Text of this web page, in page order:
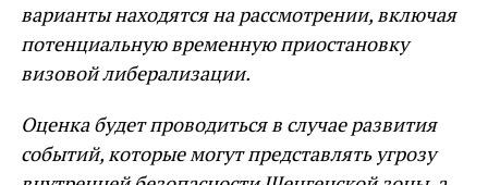
варианты находятся на рассмотрении, включая
потенциальную временную приостановку
визовой либерализации.
Оценка будет проводиться в случае развития
событий, которые могут представлять угрозу